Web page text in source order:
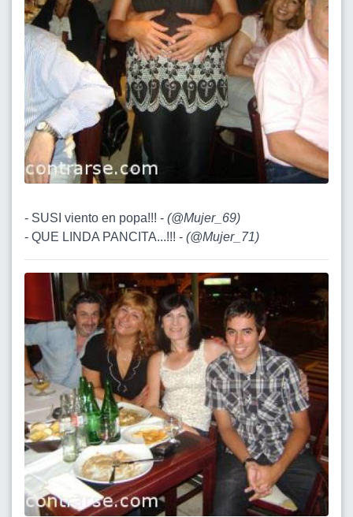
- SUSI viento en popa!!! - (@Mujer_69)
- QUE LINDA PANCITA...!!! - (@Mujer_71)